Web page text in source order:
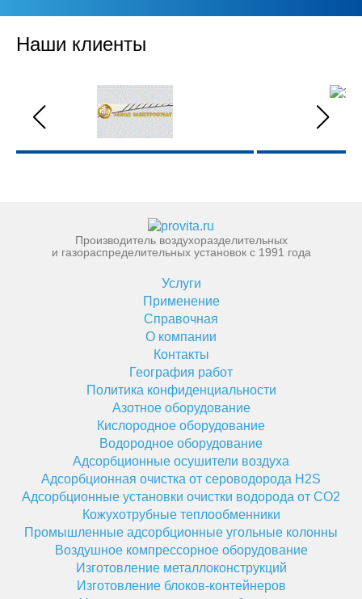
Наши клиенты
Производитель воздухоразделительных
и газораспределительных установок с 1991 года
Услуги
Применение
Справочная
О компании
Контакты
География работ
Политика конфиденциальности
Азотное оборудование
Кислородное оборудование
Водородное оборудование
Адсорбционные осушители воздуха
Адсорбционная очистка от сероводорода H2S
Адсорбционные установки очистки водорода от CO2
Кожухотрубные теплообменники
Промышленные адсорбционные угольные колонны
Воздушное компрессорное оборудование
Изготовление металлоконструкций
Изготовление блоков-контейнеров